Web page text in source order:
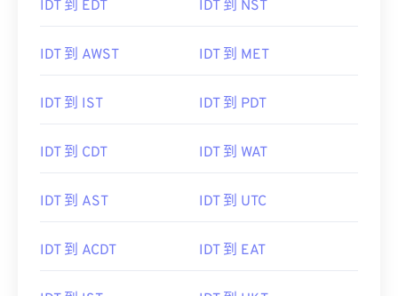
IDT 到 EDT IDT 到 NST
IDT 到 AWST IDT 到 MET
IDT 到 IST IDT 到 PDT
IDT 到 CDT IDT 到 WAT
IDT 到 AST IDT 到 UTC
IDT 到 ACDT IDT 到 EAT